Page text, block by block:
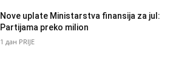
Nove uplate Ministarstva finansija za jul:
Partijama preko milion
1 дан PRIJE